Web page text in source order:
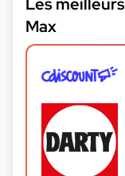
Max